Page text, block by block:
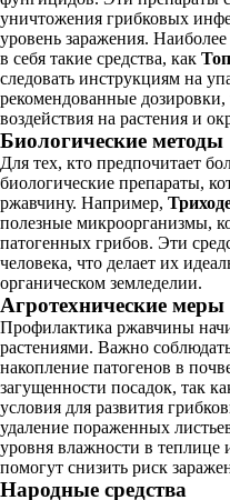
уничтожения грибковых
уровень заражения.
в себя такие средства, как
следовать инструкциям на
рекомендованные
воздействия на растения и
Биологические методы
Для тех, кто предпочитает
биологические препараты,
ржавчину. Например,
полезные микроорганизмы,
патогенных грибов. Эти
человека, что делает их
органическом земледелии.
Агротехнические меры
Профилактика ржавчины
растениями. Важно
накопление патогенов в
загущенности посадок, так
условия для развития
удаление пораженных
уровня влажности в теплице
помогут снизить риск
Народные средства